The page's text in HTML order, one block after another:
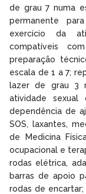
de grau 7 numa
permanente
exercício da
compatíveis
preparação
escala de 1 a 7;
lazer de grau 3
atividade
dependência de
SOS, laxantes,
de Medicina
ocupacional e
rodas elétrica,
barras de apoio
rodas de